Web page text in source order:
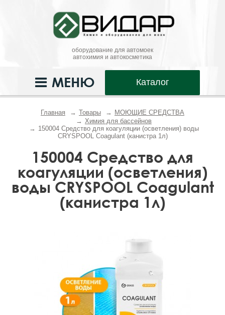
оборудование для автомоек
автохимия и автокосметика
Каталог
МЕНЮ
Главная Товары
МОЮЩИЕ СРЕДСТВА
Химия для бассейнов
150004 Средство для коагуляции (осветления) воды
CRYSPOOL Coagulant (канистра 1л)
150004 Средство для
коагуляции (осветления)
воды CRYSPOOL Coagulant
(канистра 1л)